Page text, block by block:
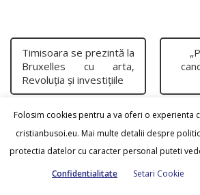
Timisoara se prezintă la
Bruxelles cu arta,
Revoluția și investițiile
Cristian Busoi© 2026.
Folosim cookies pentru a va oferi o experienta
cristianbusoi.eu. Mai multe detalii despre
protectia datelor cu caracter personal puteti
Confidentialitate
Setari Cookie